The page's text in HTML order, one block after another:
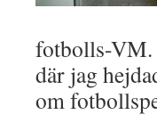
fotbolls-VM.
där jag
om